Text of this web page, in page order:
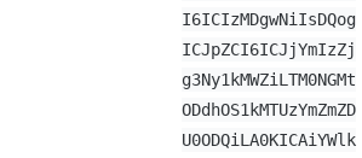
I6ICIzMDgwNiIsDQog
ICJpZCI6ICJjYmIzZj
g3Ny1kMWZiLTM0NGMt
ODdhOS1kMTUzYmZmZD
U0ODQiLA0KICAiYWlk